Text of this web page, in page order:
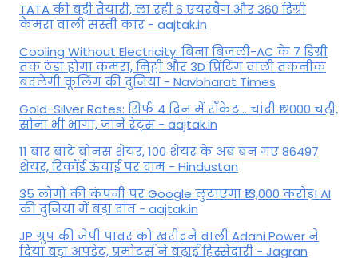
TATA की बड़ी तैयारी, ला रही 6 एयरबैग और 360 डिग्री
कैमरा वाली सस्ती कार - aajtak.in
Cooling Without Electricity: बिना बिजली-AC के 7 डिग्री
तक ठंडा होगा कमरा, मिट्टी और 3D प्रिंटिंग वाली तकनीक
बदलेगी कूलिंग की दुनिया - Navbharat Times
Gold-Silver Rates: सिर्फ 4 दिन में रॉकेट... चांदी ₹12000 चढ़ी,
सोना भी भागा, जानें रेट्स - aajtak.in
11 बार बांटे बोनस शेयर, 100 शेयर के अब बन गए 86497
शेयर, रिकॉर्ड ऊंचाई पर दाम - Hindustan
35 लोगों की कंपनी पर Google लुटाएगा ₹13,000 करोड़! AI
की दुनिया में बड़ा दांव - aajtak.in
JP ग्रुप की जेपी पावर को खरीदने वाली Adani Power ने
दिया बड़ा अपडेट, प्रमोटर्स ने बढ़ाई हिस्सेदारी - Jagran